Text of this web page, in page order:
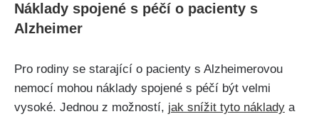
Náklady spojené s péčí o pacienty s
Alzheimer
Pro rodiny se starající o pacienty s Alzheimerovou
nemocí mohou náklady spojené s péčí být velmi
vysoké. Jednou z možností, jak snížit tyto náklady a